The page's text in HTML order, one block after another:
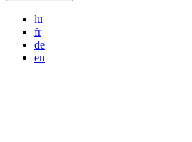
lu
fr
de
en